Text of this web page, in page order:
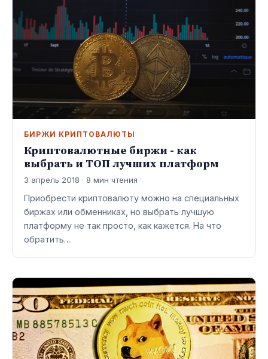
БИРЖИ КРИПТОВАЛЮТЫ
Криптовалютные биржи - как
выбрать и ТОП лучших платформ
3 апрель 2018 · 8 мин чтения
Приобрести криптовалюту можно на специальных
биржах или обменниках, но выбрать лучшую
платформу не так просто, как кажется. На что
обратить…